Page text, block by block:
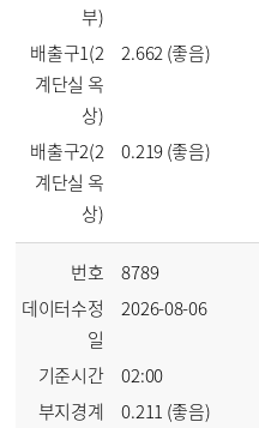
부)
배출구1(2
계단실 옥
상)
2.662 (좋음)
배출구2(2
계단실 옥
상)
0.219 (좋음)
번호
8789
데이터수정
일
2026-08-06
기준시간
02:00
부지경계
0.211 (좋음)